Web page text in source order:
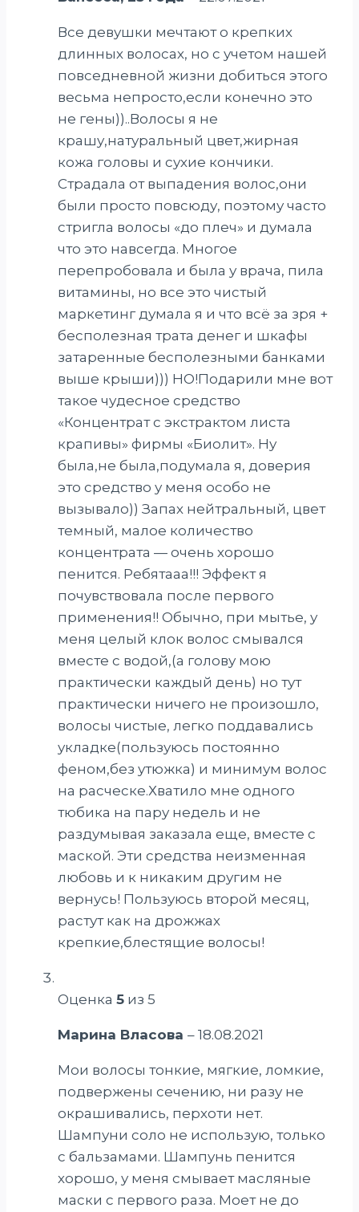
Все девушки мечтают о крепких
длинных волосах, но с учетом нашей
повседневной жизни добиться этого
весьма непросто,если конечно это
не гены))..Волосы я не
крашу,натуральный цвет,жирная
кожа головы и сухие кончики.
Страдала от выпадения волос,они
были просто повсюду, поэтому часто
стригла волосы «до плеч» и думала
что это навсегда. Многое
перепробовала и была у врача, пила
витамины, но все это чистый
маркетинг думала я и что всё за зря +
бесполезная трата денег и шкафы
затаренные бесполезными банками
выше крыши))) НО!Подарили мне вот
такое чудесное средство
«Концентрат с экстрактом листа
крапивы» фирмы «Биолит». Ну
была,не была,подумала я, доверия
это средство у меня особо не
вызывало)) Запах нейтральный, цвет
темный, малое количество
концентрата — очень хорошо
пенится. Ребятааа!!! Эффект я
почувствовала после первого
применения!! Обычно, при мытье, у
меня целый клок волос смывался
вместе с водой,(а голову мою
практически каждый день) но тут
практически ничего не произошло,
волосы чистые, легко поддавались
укладке(пользуюсь постоянно
феном,без утюжка) и минимум волос
на расческе.Хватило мне одного
тюбика на пару недель и не
раздумывая заказала еще, вместе с
маской. Эти средства неизменная
любовь и к никаким другим не
вернусь! Пользуюсь второй месяц,
растут как на дрожжах
крепкие,блестящие волосы!
Оценка 5 из 5
Марина Власова – 18.08.2021
Мои волосы тонкие, мягкие, ломкие,
подвержены сечению, ни разу не
окрашивались, перхоти нет.
Шампуни соло не использую, только
с бальзамами. Шампунь пенится
хорошо, у меня смывает масляные
маски с первого раза. Моет не до